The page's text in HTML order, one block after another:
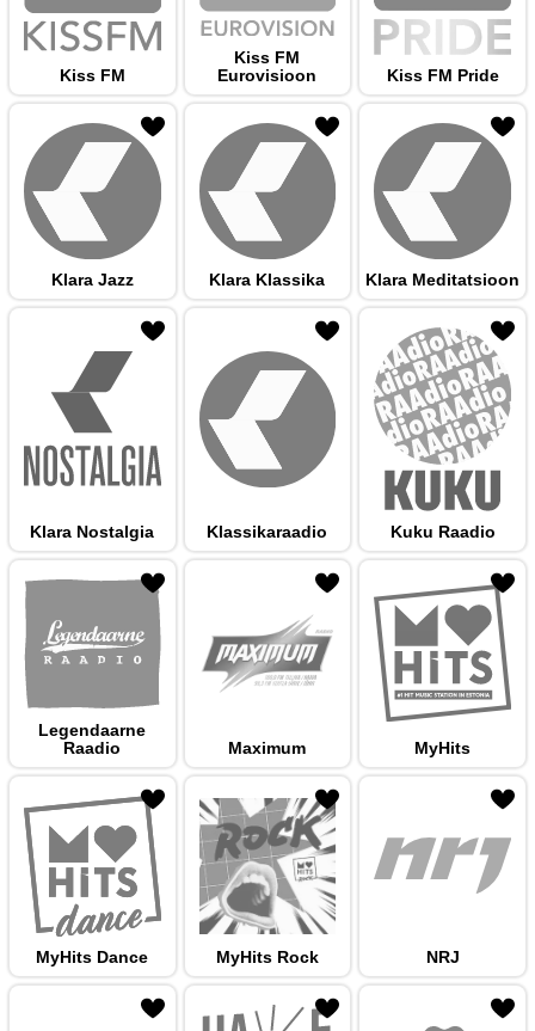
Kiss FM
Kiss FM
Eurovisioon
Kiss FM Pride
Klara Jazz Klara Klassika Klara Meditatsioon
Klara Nostalgia Klassikaraadio Kuku Raadio
Legendaarne
Raadio
Maximum MyHits
MyHits Dance MyHits Rock NRJ